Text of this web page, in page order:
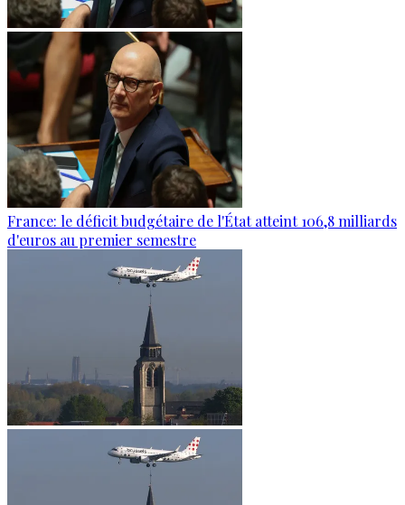
France: le déficit budgétaire de l'État atteint 106,8 milliards
d'euros au premier semestre